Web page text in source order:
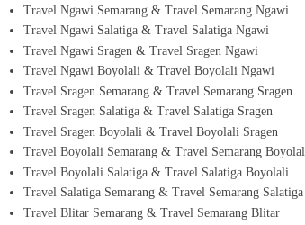
Travel Ngawi Semarang & Travel Semarang Ngawi
Travel Ngawi Salatiga & Travel Salatiga Ngawi
Travel Ngawi Sragen & Travel Sragen Ngawi
Travel Ngawi Boyolali & Travel Boyolali Ngawi
Travel Sragen Semarang & Travel Semarang Sragen
Travel Sragen Salatiga & Travel Salatiga Sragen
Travel Sragen Boyolali & Travel Boyolali Sragen
Travel Boyolali Semarang & Travel Semarang
Travel Boyolali Salatiga & Travel Salatiga Boyolali
Travel Salatiga Semarang & Travel Semarang Salatiga
Travel Blitar Semarang & Travel Semarang Blitar